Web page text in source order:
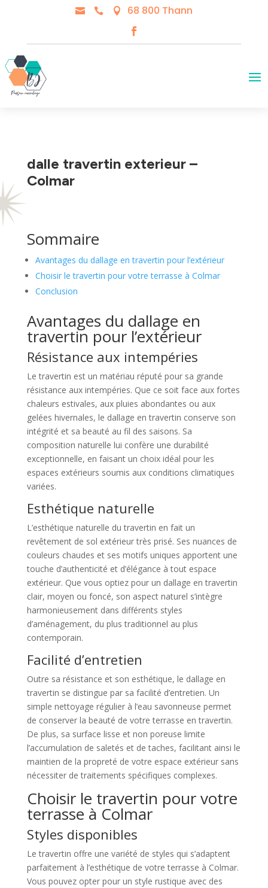
   68 800 Thann
dalle travertin exterieur –
Colmar
Sommaire
Avantages du dallage en travertin pour l’extérieur
Choisir le travertin pour votre terrasse à Colmar
Conclusion
Avantages du dallage en
travertin pour l’extérieur
Résistance aux intempéries
Le travertin est un matériau réputé pour sa grande
résistance aux intempéries. Que ce soit face aux fortes
chaleurs estivales, aux pluies abondantes ou aux
gelées hivernales, le dallage en travertin conserve son
intégrité et sa beauté au fil des saisons. Sa
composition naturelle lui confère une durabilité
exceptionnelle, en faisant un choix idéal pour les
espaces extérieurs soumis aux conditions climatiques
variées.
Esthétique naturelle
L’esthétique naturelle du travertin en fait un
revêtement de sol extérieur très prisé. Ses nuances de
couleurs chaudes et ses motifs uniques apportent une
touche d’authenticité et d’élégance à tout espace
extérieur. Que vous optiez pour un dallage en travertin
clair, moyen ou foncé, son aspect naturel s’intègre
harmonieusement dans différents styles
d’aménagement, du plus traditionnel au plus
contemporain.
Facilité d’entretien
Outre sa résistance et son esthétique, le dallage en
travertin se distingue par sa facilité d’entretien. Un
simple nettoyage régulier à l’eau savonneuse permet
de conserver la beauté de votre terrasse en travertin.
De plus, sa surface lisse et non poreuse limite
l’accumulation de saletés et de taches, facilitant ainsi le
maintien de la propreté de votre espace extérieur sans
nécessiter de traitements spécifiques complexes.
Choisir le travertin pour votre
terrasse à Colmar
Styles disponibles
Le travertin offre une variété de styles qui s’adaptent
parfaitement à l’esthétique de votre terrasse à Colmar.
Vous pouvez opter pour un style rustique avec des